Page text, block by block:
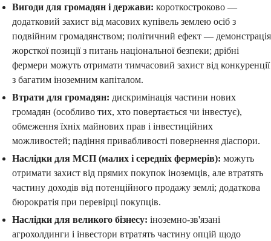
Вигоди для громадян і держави: короткостроково —
додатковий захист від масових купівель землею осіб з
подвійним громадянством; політичний ефект — демонстрація
жорсткої позиції з питань національної безпеки; дрібні
фермери можуть отримати тимчасовий захист від конкуренції
з багатим іноземним капіталом.
Втрати для громадян: дискримінація частини нових
громадян (особливо тих, хто повертається чи інвестує),
обмеження їхніх майнових прав і інвестиційних
можливостей; падіння привабливості повернення діаспори.
Наслідки для МСП (малих і середніх фермерів): можуть
отримати захист від прямих покупок іноземців, але втратять
частину доходів від потенційного продажу землі; додаткова
бюрократія при перевірці покупців.
Наслідки для великого бізнесу: іноземно-зв'язані
агрохолдинги і інвестори втратять частину опцій щодо